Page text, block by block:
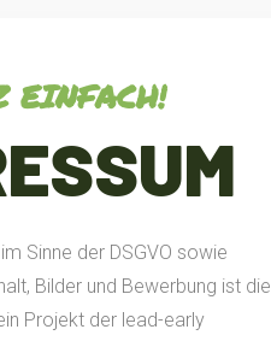
EINFACH!
Sinne der DSGVO sowie
Bilder und Bewerbung ist die
Projekt der lead-early